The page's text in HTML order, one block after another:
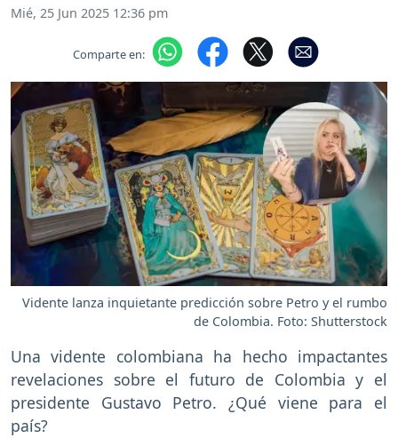
Mié, 25 Jun 2025 12:36 pm
Comparte en:
Vidente lanza inquietante predicción sobre Petro y el rumbo
de Colombia. Foto: Shutterstock
Una vidente colombiana ha hecho impactantes
revelaciones sobre el futuro de Colombia y el
presidente Gustavo Petro. ¿Qué viene para el
país?